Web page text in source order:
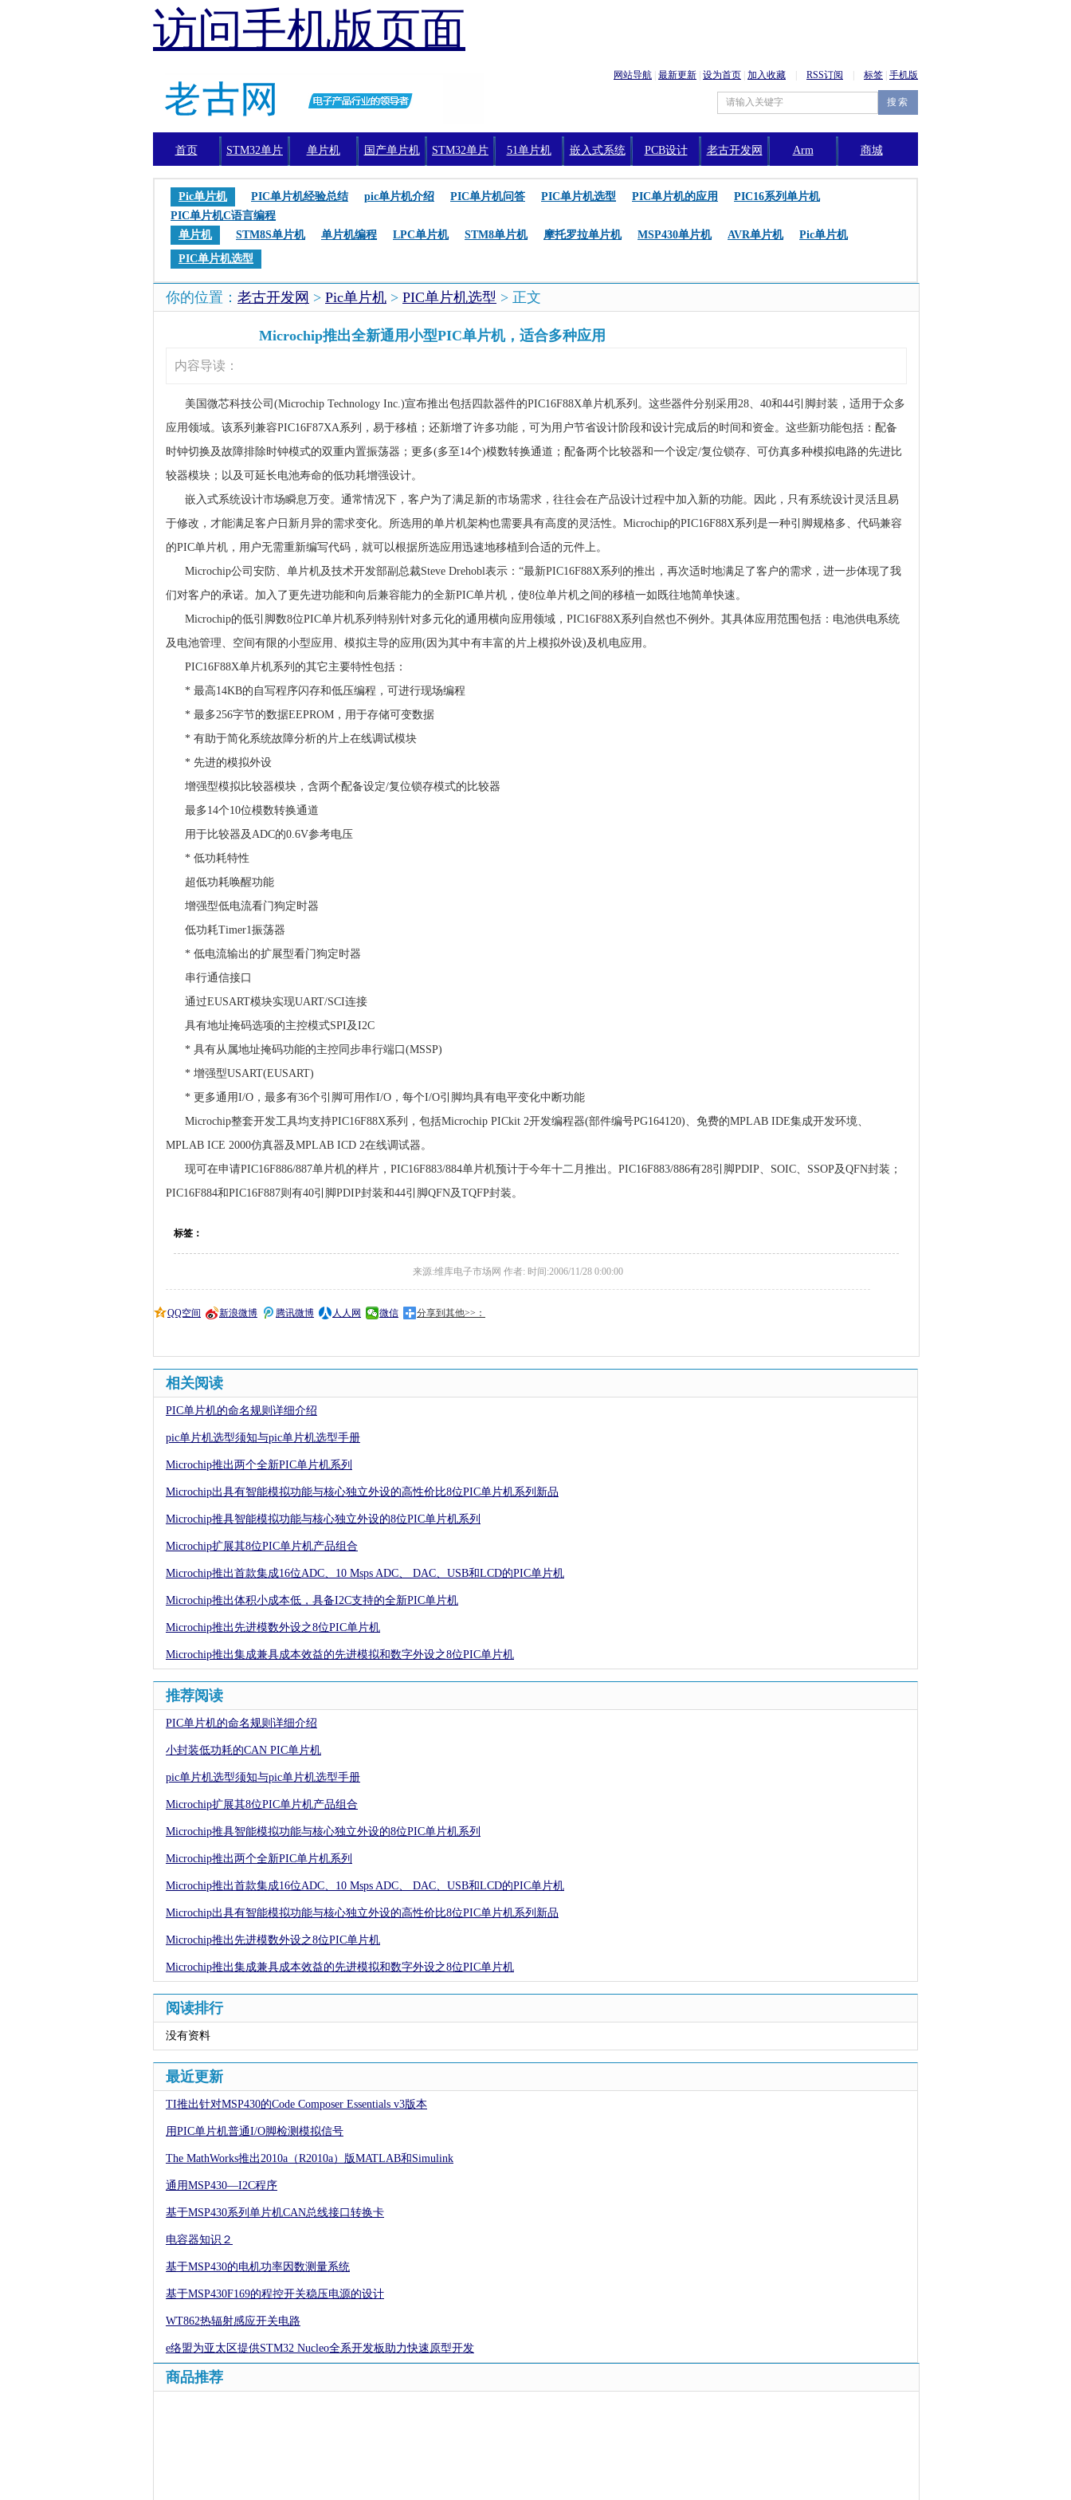
访问手机版页面
网站导航 最新更新 设为首页 加入收藏 RSS订阅 标签 手机版
首页 STM32单片 单片机 国产单片机 STM32单片 51单片机 嵌入式系统 PCB设计 老古开发网 Arm 商城
Pic单片机 PIC单片机经验总结 pic单片机介绍 PIC单片机问答 PIC单片机选型 PIC单片机的应用
PIC16系列单片机
PIC单片机C语言编程
单片机
STM8S单片机 单片机编程 LPC单片机 STM8单片机 摩托罗拉单片机 MSP430单片机 AVR单片机
Pic单片机
PIC单片机选型
你的位置： 老古开发网 > Pic单片机 > PIC单片机选型 > 正文
Microchip推出全新通用小型PIC单片机，适合多种应用
内容导读：
美国微芯科技公司(Microchip Technology Inc.)宣布推出包括四款器件的PIC16F88X单片机系列。这些器件分别采用28、40和44引脚封装，适用于众多
应用领域。该系列兼容PIC16F87XA系列，易于移植；还新增了许多功能，可为用户节省设计阶段和设计完成后的时间和资金。这些新功能包括：配备
时钟切换及故障排除时钟模式的双重内置振荡器；更多(多至14个)模数转换通道；配备两个比较器和一个设定/复位锁存、可仿真多种模拟电路的先进比
较器模块；以及可延长电池寿命的低功耗增强设计。
嵌入式系统设计市场瞬息万变。通常情况下，客户为了满足新的市场需求，往往会在产品设计过程中加入新的功能。因此，只有系统设计灵活且易
于修改，才能满足客户日新月异的需求变化。所选用的单片机架构也需要具有高度的灵活性。Microchip的PIC16F88X系列是一种引脚规格多、代码兼容
的PIC单片机，用户无需重新编写代码，就可以根据所选应用迅速地移植到合适的元件上。
Microchip公司安防、单片机及技术开发部副总裁Steve Drehobl表示：“最新PIC16F88X系列的推出，再次适时地满足了客户的需求，进一步体现了我
们对客户的承诺。加入了更先进功能和向后兼容能力的全新PIC单片机，使8位单片机之间的移植一如既往地简单快速。
Microchip的低引脚数8位PIC单片机系列特别针对多元化的通用横向应用领域，PIC16F88X系列自然也不例外。其具体应用范围包括：电池供电系统
及电池管理、空间有限的小型应用、模拟主导的应用(因为其中有丰富的片上模拟外设)及机电应用。
PIC16F88X单片机系列的其它主要特性包括：
* 最高14KB的自写程序闪存和低压编程，可进行现场编程
* 最多256字节的数据EEPROM，用于存储可变数据
* 有助于简化系统故障分析的片上在线调试模块
* 先进的模拟外设
增强型模拟比较器模块，含两个配备设定/复位锁存模式的比较器
最多14个10位模数转换通道
用于比较器及ADC的0.6V参考电压
* 低功耗特性
超低功耗唤醒功能
增强型低电流看门狗定时器
低功耗Timer1振荡器
* 低电流输出的扩展型看门狗定时器
串行通信接口
通过EUSART模块实现UART/SCI连接
具有地址掩码选项的主控模式SPI及I2C
* 具有从属地址掩码功能的主控同步串行端口(MSSP)
* 增强型USART(EUSART)
* 更多通用I/O，最多有36个引脚可用作I/O，每个I/O引脚均具有电平变化中断功能
Microchip整套开发工具均支持PIC16F88X系列，包括Microchip PICkit 2开发编程器(部件编号PG164120)、免费的MPLAB IDE集成开发环境、
MPLAB ICE 2000仿真器及MPLAB ICD 2在线调试器。
现可在申请PIC16F886/887单片机的样片，PIC16F883/884单片机预计于今年十二月推出。PIC16F883/886有28引脚PDIP、SOIC、SSOP及QFN封装；
PIC16F884和PIC16F887则有40引脚PDIP封装和44引脚QFN及TQFP封装。
标签：
来源:维库电子市场网 作者: 时间:2006/11/28 0:00:00
QQ空间 新浪微博 腾讯微博 人人网 微信 分享到其他>>：
相关阅读
PIC单片机的命名规则详细介绍
pic单片机选型须知与pic单片机选型手册
Microchip推出两个全新PIC单片机系列
Microchip出具有智能模拟功能与核心独立外设的高性价比8位PIC单片机系列新品
Microchip推具智能模拟功能与核心独立外设的8位PIC单片机系列
Microchip扩展其8位PIC单片机产品组合
Microchip推出首款集成16位ADC、10 Msps ADC、 DAC、USB和LCD的PIC单片机
Microchip推出体积小成本低，具备I2C支持的全新PIC单片机
Microchip推出先进模数外设之8位PIC单片机
Microchip推出集成兼具成本效益的先进模拟和数字外设之8位PIC单片机
推荐阅读
PIC单片机的命名规则详细介绍
小封装低功耗的CAN PIC单片机
pic单片机选型须知与pic单片机选型手册
Microchip扩展其8位PIC单片机产品组合
Microchip推具智能模拟功能与核心独立外设的8位PIC单片机系列
Microchip推出两个全新PIC单片机系列
Microchip推出首款集成16位ADC、10 Msps ADC、 DAC、USB和LCD的PIC单片机
Microchip出具有智能模拟功能与核心独立外设的高性价比8位PIC单片机系列新品
Microchip推出先进模数外设之8位PIC单片机
Microchip推出集成兼具成本效益的先进模拟和数字外设之8位PIC单片机
阅读排行
没有资料
最近更新
TI推出针对MSP430的Code Composer Essentials v3版本
用PIC单片机普通I/O脚检测模拟信号
The MathWorks推出2010a（R2010a）版MATLAB和Simulink
通用MSP430—I2C程序
基于MSP430系列单片机CAN总线接口转换卡
电容器知识２
基于MSP430的电机功率因数测量系统
基于MSP430F169的程控开关稳压电源的设计
WT862热辐射感应开关电路
e络盟为亚太区提供STM32 Nucleo全系开发板助力快速原型开发
商品推荐